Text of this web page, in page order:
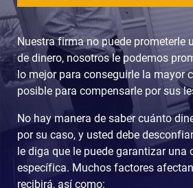
Nuestra firma no puede prometerle
de dinero, nosotros le podemos
lo mejor para conseguirle la mayor
posible para compensarle por sus
No hay manera de saber cuánto
por su caso, y usted debe
le diga que le puede garantizar una
específica. Muchos factores
recibirá, así como: